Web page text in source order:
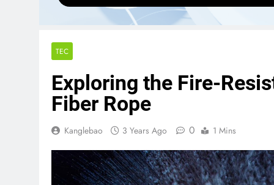
TEC
Exploring the Fire-
Fiber Rope
Kanglebao 3 Years Ago 0 1 Mins